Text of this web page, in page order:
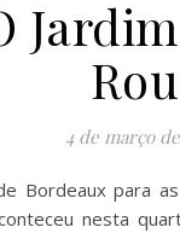
4 de março
Bordeaux para
nesta